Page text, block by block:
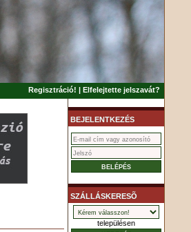
Regisztráció! | Elfelejtette jelszavát?
BEJELENTKEZÉS
SZÁLLÁSKERESÕ
településen